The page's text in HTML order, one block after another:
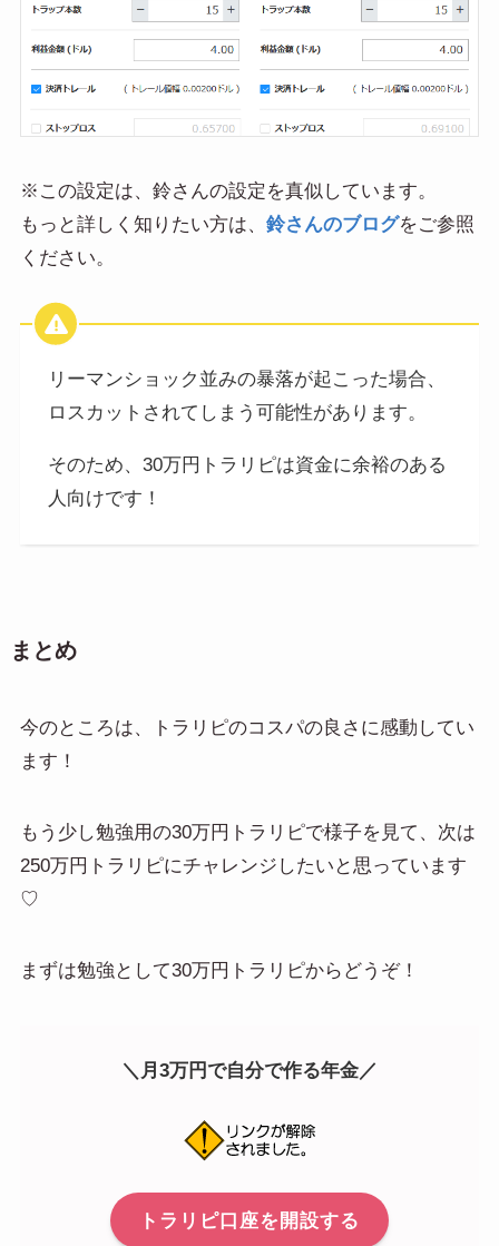
※この設定は、鈴さんの設定を真似しています。
もっと詳しく知りたい方は、 鈴さんのブログをご参照
ください。
リーマンショック並みの暴落が起こった場合、
ロスカットされてしまう可能性があります。
そのため、30万円トラリピは資金に余裕のある
人向けです！
まとめ
今のところは、トラリピのコスパの良さに感動してい
ます！
もう少し勉強用の30万円トラリピで様子を見て、次は
250万円トラリピにチャレンジしたいと思っています
♡
まずは勉強として30万円トラリピからどうぞ！
＼月3万円で自分で作る年金／
トラリピ口座を開設する